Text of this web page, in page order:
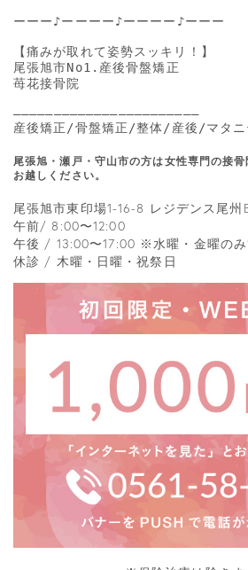
ーーー♪ーーーー♪ーーーー♪ーーー
【痛みが取れて姿勢スッキリ！】
尾張旭市No1.産後骨盤矯正
苺花接骨院
―――――――――――――――――――――――
産後矯正/骨盤矯正/整体/産後/マタ
尾張旭・瀬戸・守山市の方は女性専門の接
お越しください。
尾張旭市東印場1-16-8 レジデンス尾州
午前/ 8:00〜12:00
午後 / 13:00〜17:00 ※水曜・金曜のみ
休診 / 木曜・日曜・祝祭日